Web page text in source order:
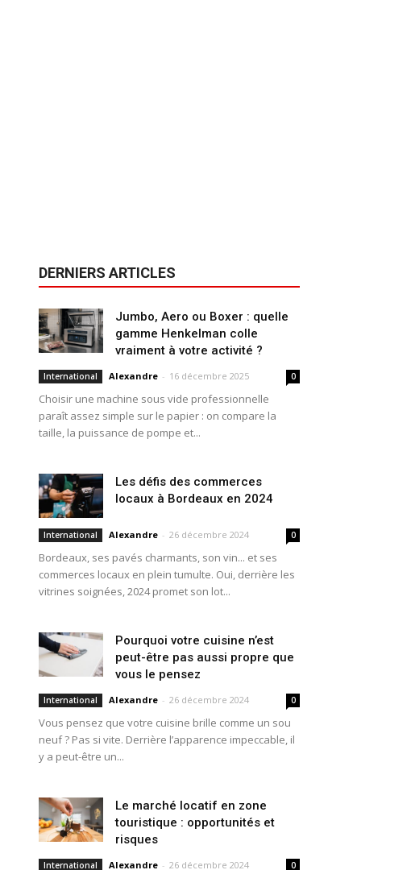
DERNIERS ARTICLES
Jumbo, Aero ou Boxer : quelle
gamme Henkelman colle
vraiment à votre activité ?
International Alexandre - 16 décembre 2025 0
Choisir une machine sous vide professionnelle
paraît assez simple sur le papier : on compare la
taille, la puissance de pompe et...
Les défis des commerces
locaux à Bordeaux en 2024
International Alexandre - 26 décembre 2024 0
Bordeaux, ses pavés charmants, son vin... et ses
commerces locaux en plein tumulte. Oui, derrière les
vitrines soignées, 2024 promet son lot...
Pourquoi votre cuisine n’est
peut-être pas aussi propre que
vous le pensez
International Alexandre - 26 décembre 2024 0
Vous pensez que votre cuisine brille comme un sou
neuf ? Pas si vite. Derrière l’apparence impeccable, il
y a peut-être un...
Le marché locatif en zone
touristique : opportunités et
risques
International Alexandre - 26 décembre 2024 0